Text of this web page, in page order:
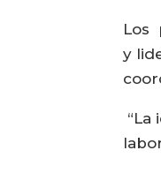
Los
y
“La